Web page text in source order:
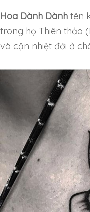
Hoa Dành Dành tên
trong họ Thiên thảo
và cận nhiệt đới ở